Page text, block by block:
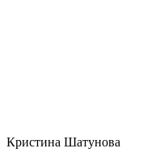
Кристина Шатунова